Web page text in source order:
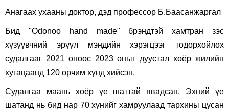
Анагаах ухааны доктор, дэд профессор Б.Баасанжаргал
Бид "Odonoo hand made" брэндтэй хамтран зэс
хүзүүвчний эрүүл мэндийн хэрэгцээг тодорхойлох
судалгааг 2021 оноос 2023 оныг дуустал хоёр жилийн
хугацаанд 120 орчим хүнд хийсэн.
Судалгаа маань хоёр үе шаттай явадсан. Эхний үе
шатанд нь бид нар 70 хүнийг хамруулаад тархины цусан